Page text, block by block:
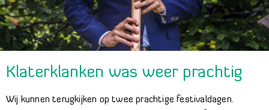
Klaterklanken was weer prachtig
Wij kunnen terugkijken op twee prachtige festivaldagen.